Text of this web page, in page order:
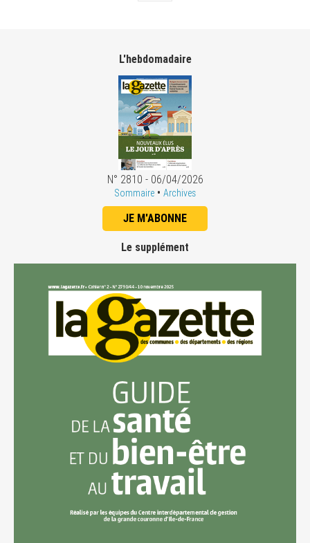
L'hebdomadaire
N° 2810 - 06/04/2026
Sommaire • Archives
JE M'ABONNE
Le supplément